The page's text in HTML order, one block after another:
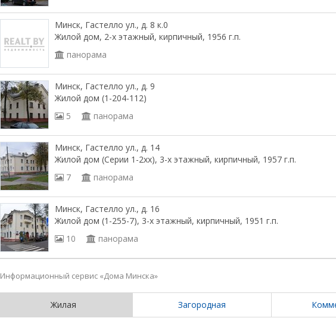
Минск, Гастелло ул., д. 8 к.0
Жилой дом, 2-х этажный, кирпичный, 1956 г.п.
панорама
Минск, Гастелло ул., д. 9
Жилой дом (1-204-112)
5
панорама
Минск, Гастелло ул., д. 14
Жилой дом (Серии 1-2хх), 3-х этажный, кирпичный, 1957 г.п.
7
панорама
Минск, Гастелло ул., д. 16
Жилой дом (1-255-7), 3-х этажный, кирпичный, 1951 г.п.
10
панорама
Информационный сервис «Дома Минска»
Жилая Загородная